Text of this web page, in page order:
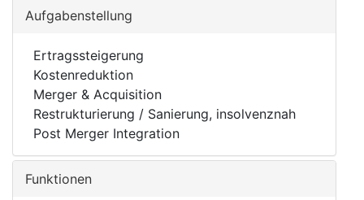
Aufgabenstellung
Ertragssteigerung
Kostenreduktion
Merger & Acquisition
Restrukturierung / Sanierung, insolvenznah
Post Merger Integration
Funktionen